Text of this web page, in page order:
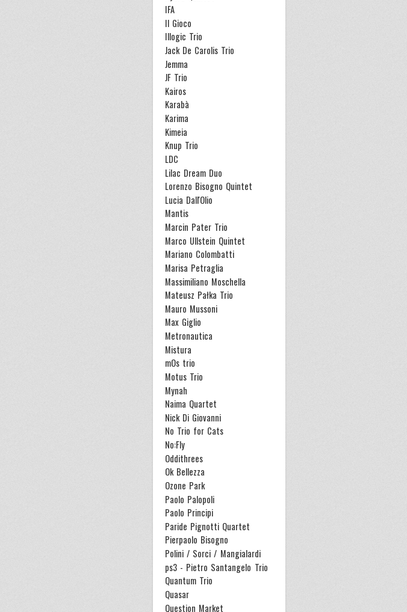
IFA
Il Gioco
Illogic Trio
Jack De Carolis Trio
Jemma
JF Trio
Kairos
Karabà
Karima
Kimeia
Knup Trio
LDC
Lilac Dream Duo
Lorenzo Bisogno Quintet
Lucia Dall'Olio
Mantis
Marcin Pater Trio
Marco Ullstein Quintet
Mariano Colombatti
Marisa Petraglia
Massimiliano Moschella
Mateusz Pałka Trio
Mauro Mussoni
Max Giglio
Metronautica
Mistura
mOs trio
Motus Trio
Mynah
Naima Quartet
Nick Di Giovanni
No Trio for Cats
No:Fly
Oddithrees
Ok Bellezza
Ozone Park
Paolo Palopoli
Paolo Principi
Paride Pignotti Quartet
Pierpaolo Bisogno
Polini / Sorci / Mangialardi
ps3 - Pietro Santangelo Trio
Quantum Trio
Quasar
Question Market